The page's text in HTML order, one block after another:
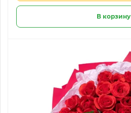
В корзину